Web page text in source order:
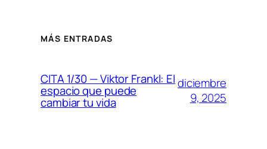
MÁS ENTRADAS
CITA 1/30 — Viktor Frankl: El
espacio que puede
cambiar tu vida
diciembre
9, 2025